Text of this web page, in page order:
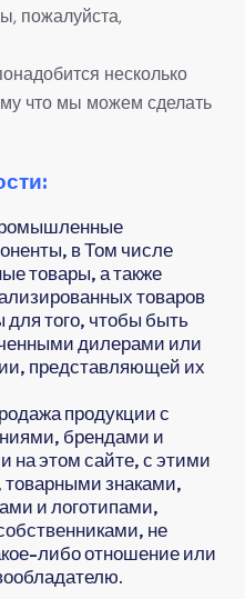
пожалуйста,
несколько
что мы можем сделать
в Том числе
товары, а также
товаров
того, чтобы быть
дилерами или
представляющей их
продукции с
брендами и
на этом сайте, с этими
знаками,
и логотипами,
не
либо отношение или